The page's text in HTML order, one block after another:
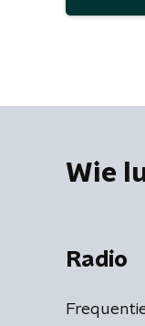
Wie
Radio